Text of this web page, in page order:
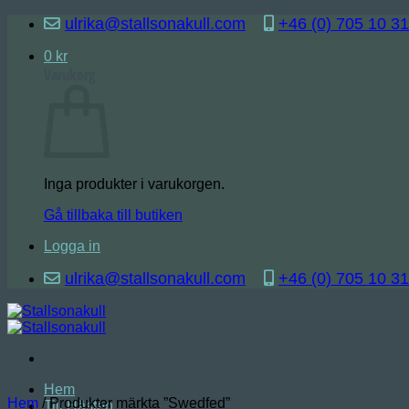
Skip
content
ulrika@stallsonakull.com +46 (0) 705 10
0 kr
Inga produkter i varukorgen.
Gå tillbaka till butiken
Logga in
ulrika@stallsonakull.com +46 (0) 705 10
Hem
Till Hästen
Hem /Produkter märkta ”Swedfed”